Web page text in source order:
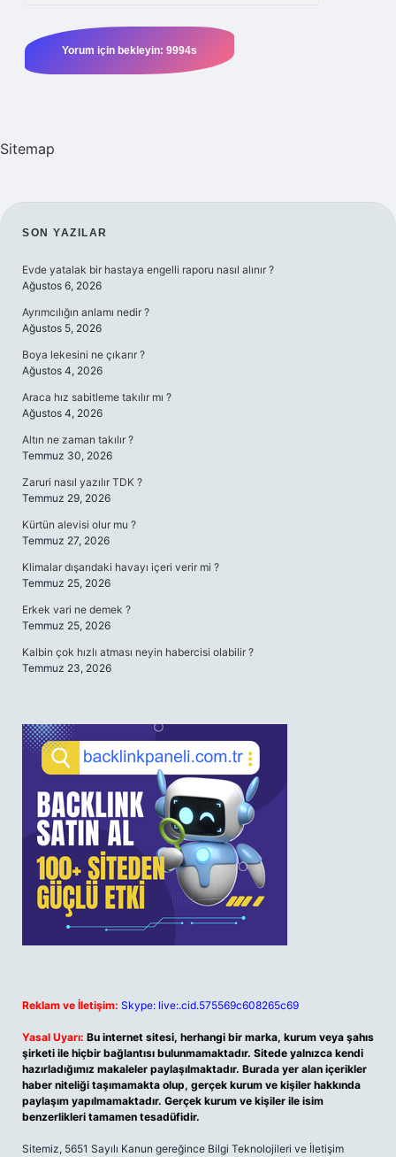
Sitemap
SIDEBAR
SON YAZILAR
Evde yatalak bir hastaya engelli raporu nasıl alınır ?
Ağustos 6, 2026
Ayrımcılığın anlamı nedir ?
Ağustos 5, 2026
Boya lekesini ne çıkarır ?
Ağustos 4, 2026
Araca hız sabitleme takılır mı ?
Ağustos 4, 2026
Altın ne zaman takılır ?
Temmuz 30, 2026
Zaruri nasıl yazılır TDK ?
Temmuz 29, 2026
Kürtün alevisi olur mu ?
Temmuz 27, 2026
Klimalar dışarıdaki havayı içeri verir mi ?
Temmuz 25, 2026
Erkek vari ne demek ?
Temmuz 25, 2026
Kalbin çok hızlı atması neyin habercisi olabilir ?
Temmuz 23, 2026
Reklam ve İletişim: Skype: live:.cid.575569c608265c69
Yasal Uyarı: Bu internet sitesi, herhangi bir marka, kurum veya şahıs
şirketi ile hiçbir bağlantısı bulunmamaktadır. Sitede yalnızca kendi
hazırladığımız makaleler paylaşılmaktadır. Burada yer alan içerikler
haber niteliği taşımamakta olup, gerçek kurum ve kişiler hakkında
paylaşım yapılmamaktadır. Gerçek kurum ve kişiler ile isim
benzerlikleri tamamen tesadüfidir.
Sitemiz, 5651 Sayılı Kanun gereğince Bilgi Teknolojileri ve İletişim